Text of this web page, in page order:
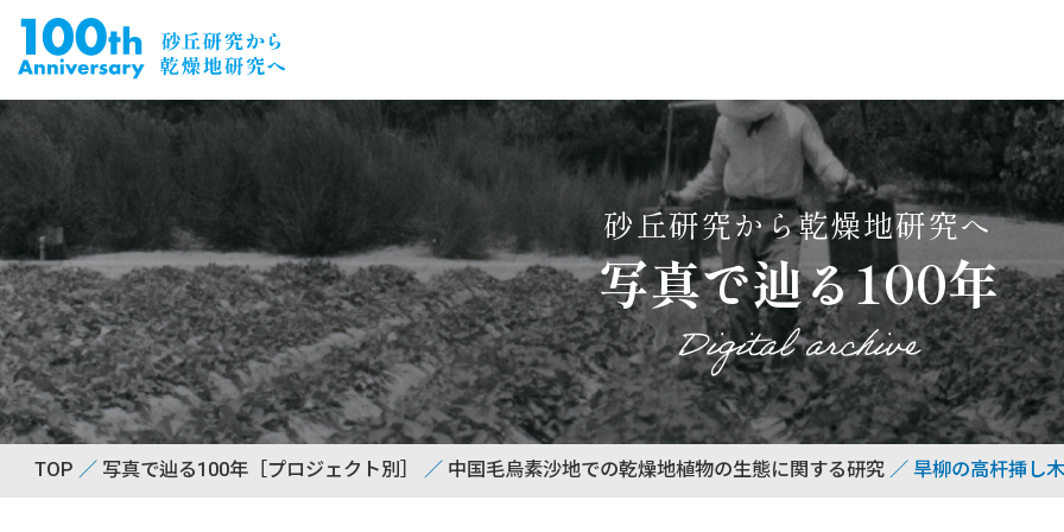
砂丘研究から乾燥地研究へ
写真で辿る100年
Digital archive
TOP 写真で辿る100年［プロジェクト別］ 中国毛烏素沙地での乾燥地植物の生態に関する研究 旱柳の高杆挿し